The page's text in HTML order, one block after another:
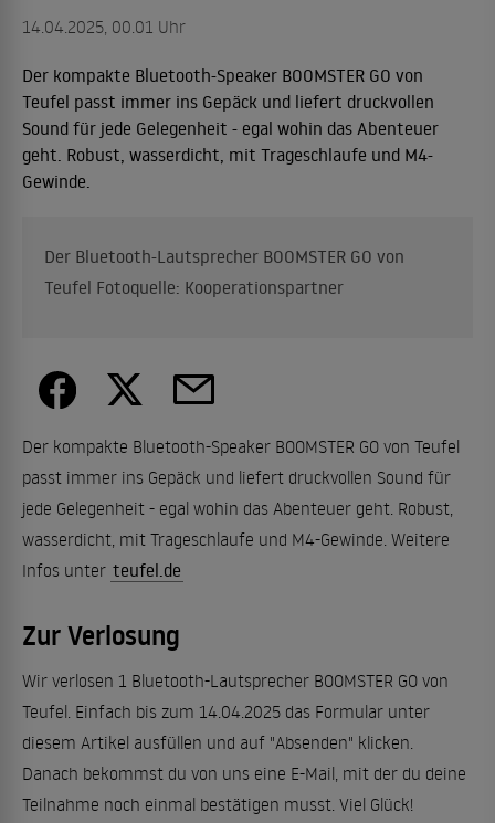
14.04.2025, 00.01 Uhr
Der kompakte Bluetooth-Speaker BOOMSTER GO von
Teufel passt immer ins Gepäck und liefert druckvollen
Sound für jede Gelegenheit - egal wohin das Abenteuer
geht. Robust, wasserdicht, mit Trageschlaufe und M4-
Gewinde.
Der Bluetooth-Lautsprecher BOOMSTER GO von
Teufel Fotoquelle: Kooperationspartner
Der kompakte Bluetooth-Speaker BOOMSTER GO von Teufel
passt immer ins Gepäck und liefert druckvollen Sound für
jede Gelegenheit - egal wohin das Abenteuer geht. Robust,
wasserdicht, mit Trageschlaufe und M4-Gewinde. Weitere
Infos unter teufel.de
Zur Verlosung
Wir verlosen 1 Bluetooth-Lautsprecher BOOMSTER GO von
Teufel. Einfach bis zum 14.04.2025 das Formular unter
diesem Artikel ausfüllen und auf "Absenden" klicken.
Danach bekommst du von uns eine E-Mail, mit der du deine
Teilnahme noch einmal bestätigen musst. Viel Glück!